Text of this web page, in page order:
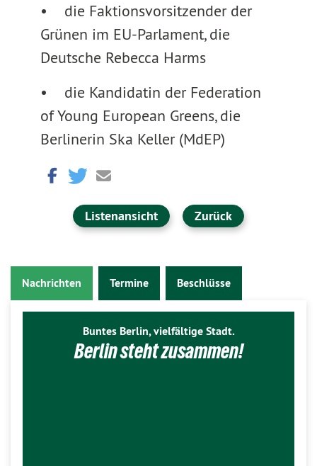
• die Faktionsvorsitzender der
Grünen im EU-Parlament, die
Deutsche Rebecca Harms
• die Kandidatin der Federation
of Young European Greens, die
Berlinerin Ska Keller (MdEP)
Listenansicht Zurück
Nachrichten Termine Beschlüsse
Buntes Berlin, vielfältige Stadt.
Berlin steht zusammen!